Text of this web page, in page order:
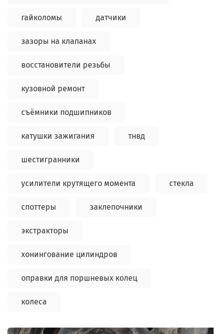
гайколомы датчики
зазоры на клапанах
восстановители резьбы
кузовной ремонт
съёмники подшипников
катушки зажигания тнвд
шестигранники
усилители крутящего момента стекла
споттеры заклепочники
экстракторы
хонингование цилиндров
оправки для поршневых колец
колеса